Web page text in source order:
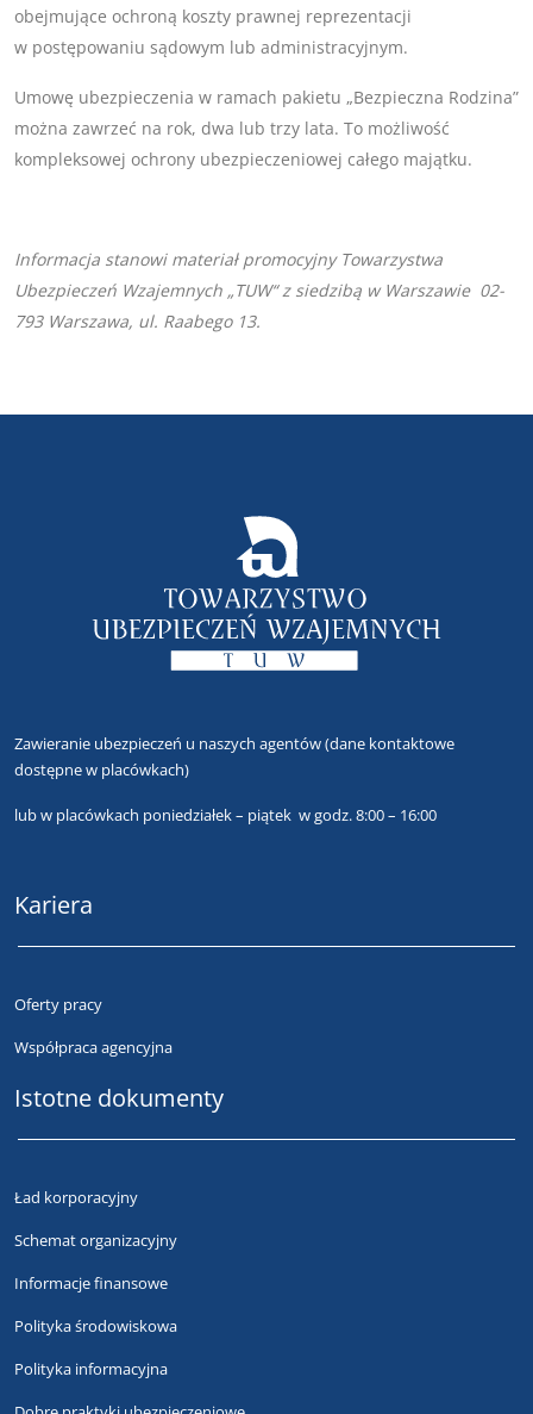
obejmujące ochroną koszty prawnej reprezentacji
w postępowaniu sądowym lub administracyjnym.
Umowę ubezpieczenia w ramach pakietu „Bezpieczna Rodzina”
można zawrzeć na rok, dwa lub trzy lata. To możliwość
kompleksowej ochrony ubezpieczeniowej całego majątku.
Informacja stanowi materiał promocyjny Towarzystwa
Ubezpieczeń Wzajemnych „TUW“ z siedzibą w Warszawie 02-
793 Warszawa, ul. Raabego 13.
Zawieranie ubezpieczeń u naszych agentów(dane kontaktowe
dostępne w placówkach)
lubw placówkach poniedziałek – piątek w godz. 8:00 – 16:00
Kariera
Oferty pracy
Współpraca agencyjna
Istotne dokumenty
Ład korporacyjny
Schemat organizacyjny
Informacje finansowe
Polityka środowiskowa
Polityka informacyjna